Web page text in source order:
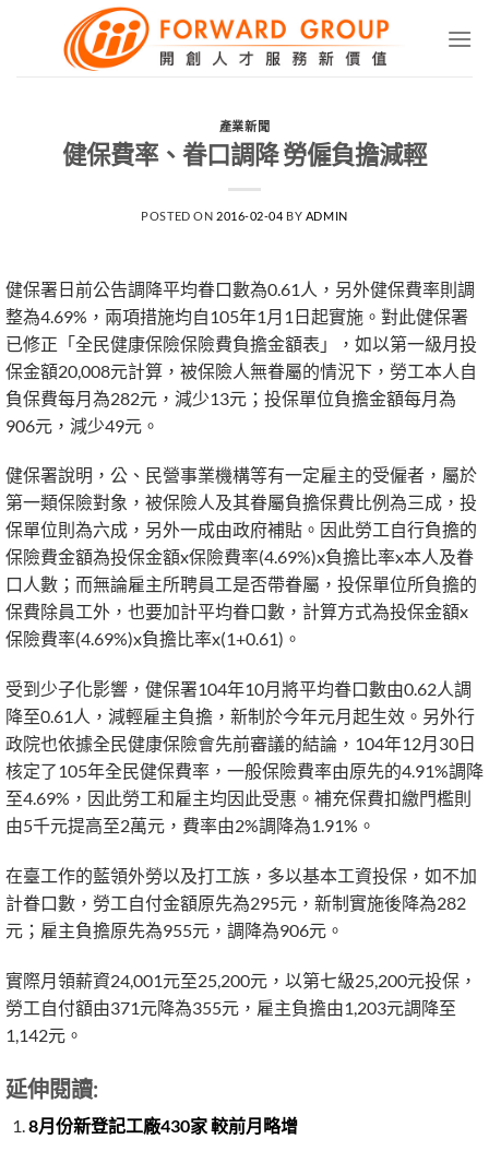
產業新聞
健保費率、眷口調降 勞僱負擔減輕
POSTED ON 2016-02-04 BY ADMIN
健保署日前公告調降平均眷口數為0.61人，另外健保費率則調
整為4.69%，兩項措施均自105年1月1日起實施。對此健保署
已修正「全民健康保險保險費負擔金額表」，如以第一級月投
保金額20,008元計算，被保險人無眷屬的情況下，勞工本人自
負保費每月為282元，減少13元；投保單位負擔金額每月為
906元，減少49元。
健保署說明，公、民營事業機構等有一定雇主的受僱者，屬於
第一類保險對象，被保險人及其眷屬負擔保費比例為三成，投
保單位則為六成，另外一成由政府補貼。因此勞工自行負擔的
保險費金額為投保金額x保險費率(4.69%)x負擔比率x本人及眷
口人數；而無論雇主所聘員工是否帶眷屬，投保單位所負擔的
保費除員工外，也要加計平均眷口數，計算方式為投保金額x
保險費率(4.69%)x負擔比率x(1+0.61)。
受到少子化影響，健保署104年10月將平均眷口數由0.62人調
降至0.61人，減輕雇主負擔，新制於今年元月起生效。另外行
政院也依據全民健康保險會先前審議的結論，104年12月30日
核定了105年全民健保費率，一般保險費率由原先的4.91%調降
至4.69%，因此勞工和雇主均因此受惠。補充保費扣繳門檻則
由5千元提高至2萬元，費率由2%調降為1.91%。
在臺工作的藍領外勞以及打工族，多以基本工資投保，如不加
計眷口數，勞工自付金額原先為295元，新制實施後降為282
元；雇主負擔原先為955元，調降為906元。
實際月領薪資24,001元至25,200元，以第七級25,200元投保，
勞工自付額由371元降為355元，雇主負擔由1,203元調降至
1,142元。
延伸閱讀:
8月份新登記工廠430家 較前月略增